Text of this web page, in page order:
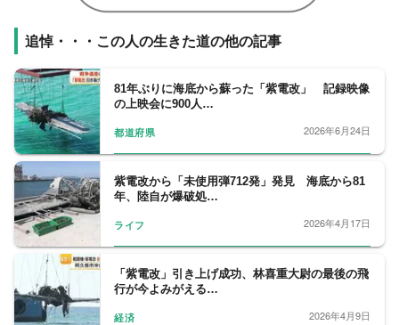
追悼・・・この人の生きた道の他の記事
81年ぶりに海底から蘇った「紫電改」 記録映像
の上映会に900人…
都道府県 2026年6月24日
紫電改から「未使用弾712発」発見 海底から81
年、陸自が爆破処…
ライフ 2026年4月17日
「紫電改」引き上げ成功、林喜重大尉の最後の飛
行が今よみがえる…
経済 2026年4月9日